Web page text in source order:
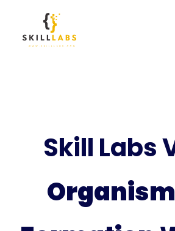
Skill Labs